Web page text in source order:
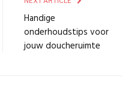
Handige
onderhoudstips voor
jouw doucheruimte